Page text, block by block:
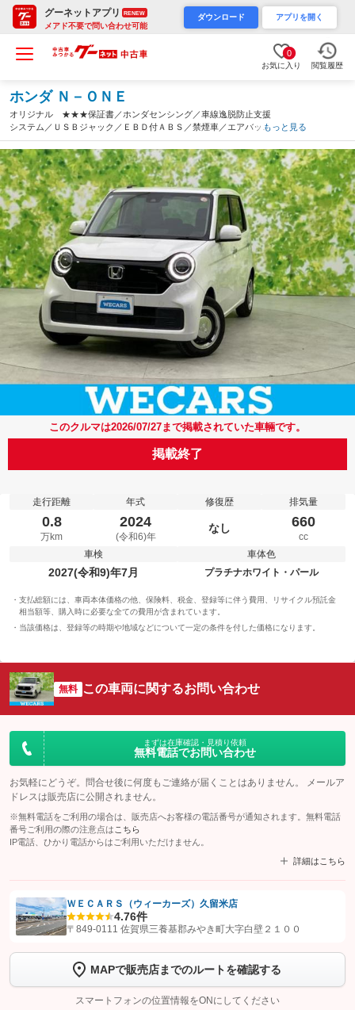
グーネットアプリ RENEW
メアド不要で問い合わせ可能
ダウンロード アプリを開く
0
お気に入り 閲覧履歴
ホンダ Ｎ－ＯＮＥ
オリジナル ★★★保証書／ホンダセンシング／車線逸脱防止支援
システム／ＵＳＢジャック／ＥＢＤ付ＡＢＳ／禁煙車／エアバッ
グ 運転席／エアバッグ 助手席／エアバッグ サイド／エンジン
スタートボタン／キーレスエントリー（佐賀県）
もっと見る
このクルマは2026/07/27まで掲載されていた車輛です。
掲載終了
走行距離
0.8
万km
年式
2024
(令和6)年
修復歴
なし
排気量
660
cc
車検
2027(令和9)年7月
車体色
プラチナホワイト・パール
支払総額には、車両本体価格の他、保険料、税金、登録等に伴う費用、リサイクル預託金
相当額等、購入時に必要な全ての費用が含まれています。
当該価格は、登録等の時期や地域などについて一定の条件を付した価格になります。
無料 この車両に関するお問い合わせ
まずは在庫確認・見積り依頼
無料電話でお問い合わせ
お気軽にどうぞ。問合せ後に何度もご連絡が届くことはありません。 メールア
ドレスは販売店に公開されません。
※無料電話をご利用の場合は、販売店へお客様の電話番号が通知されます。無料電話
番号ご利用の際の注意点は こちら
IP電話、ひかり電話からはご利用いただけません。
詳細はこちら
【STEP1】認証画面でグーネットを友だち追加してから「許可する」ボタンを押
トーク画面で
ボタンをタップして問い合わせを
完了してください。
ＷＥＣＡＲＳ（ウィーカーズ）久留米店
4.76件
〒849-0111 佐賀県三養基郡みやき町大字白壁２１００
MAPで販売店までのルートを確認する
スマートフォンの位置情報をONにしてください